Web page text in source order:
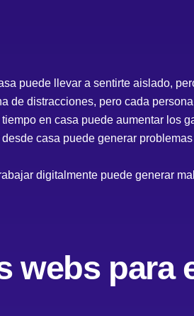
puede llevar a sentirte aislado,
de distracciones, pero cada
en casa puede aumentar los
casa puede generar
digitalmente puede generar
webs para